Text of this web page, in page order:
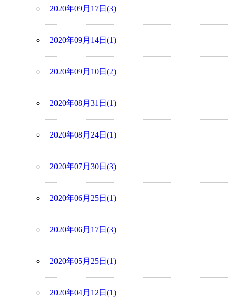
2020年09月17日(3)
2020年09月14日(1)
2020年09月10日(2)
2020年08月31日(1)
2020年08月24日(1)
2020年07月30日(3)
2020年06月25日(1)
2020年06月17日(3)
2020年05月25日(1)
2020年04月12日(1)